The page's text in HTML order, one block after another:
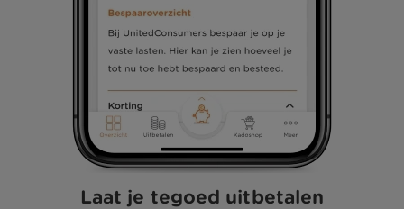
Laat je tegoed uitbetalen